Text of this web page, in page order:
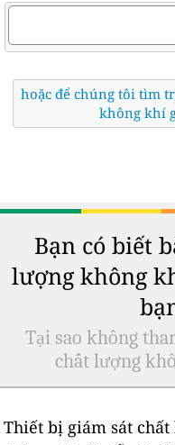
hoặc để chúng tôi tìm
không khí
Bạn có biết
lượng không
Tại sao không
chất lượng
Thiết bị giám sát